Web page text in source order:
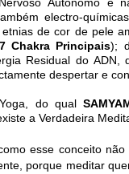
electro-
de cor de pele
7 Chakra Principais);
Residual do
despertar e
do qual
a Verdadeira
esse conceito
porque meditar